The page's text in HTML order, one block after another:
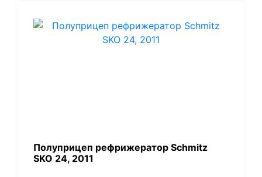
Полуприцеп рефрижератор Schmitz
SKO 24, 2011